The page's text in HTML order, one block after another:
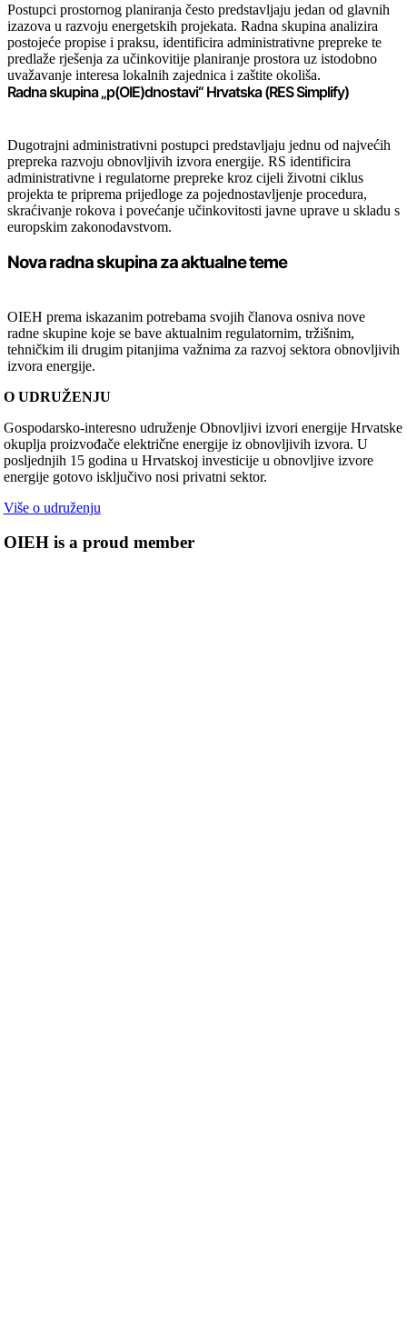
Postupci prostornog planiranja često predstavljaju jedan od glavnih
izazova u razvoju energetskih projekata. Radna skupina analizira
postojeće propise i praksu, identificira administrativne prepreke te
predlaže rješenja za učinkovitije planiranje prostora uz istodobno
uvažavanje interesa lokalnih zajednica i zaštite okoliša.
Radna skupina „p(OIE)dnostavi“ Hrvatska (RES Simplify)
Dugotrajni administrativni postupci predstavljaju jednu od najvećih
prepreka razvoju obnovljivih izvora energije. RS identificira
administrativne i regulatorne prepreke kroz cijeli životni ciklus
projekta te priprema prijedloge za pojednostavljenje procedura,
skraćivanje rokova i povećanje učinkovitosti javne uprave u skladu s
europskim zakonodavstvom.
Nova radna skupina za aktualne teme
OIEH prema iskazanim potrebama svojih članova osniva nove
radne skupine koje se bave aktualnim regulatornim, tržišnim,
tehničkim ili drugim pitanjima važnima za razvoj sektora obnovljivih
izvora energije.
O UDRUŽENJU
Gospodarsko-interesno udruženje Obnovljivi izvori energije Hrvatske
okuplja proizvođače električne energije iz obnovljivih izvora. U
posljednjih 15 godina u Hrvatskoj investicije u obnovljive izvore
energije gotovo isključivo nosi privatni sektor.
Više o udruženju
OIEH is a proud member